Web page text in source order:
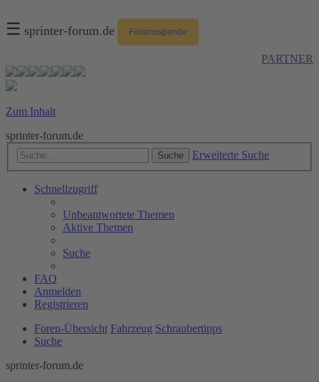
☰ sprinter-forum.de Forumsspende
PARTNER
Zum Inhalt
sprinter-forum.de
Suche Erweiterte Suche
Schnellzugriff
Unbeantwortete Themen
Aktive Themen
Suche
FAQ
Anmelden
Registrieren
Foren-Übersicht Fahrzeug Schraubertipps
Suche
sprinter-forum.de